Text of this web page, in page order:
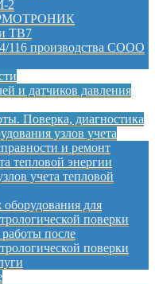
2
ТВ7
116 производства СООО
и датчиков давления
Поверка, диагностика
узлов учета
и ремонт
тепловой энергии
учета тепловой
для
поверки
после
поверки